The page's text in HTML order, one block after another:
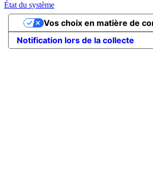
État du système
Notification lors de la collecte
Vos choix en matière de